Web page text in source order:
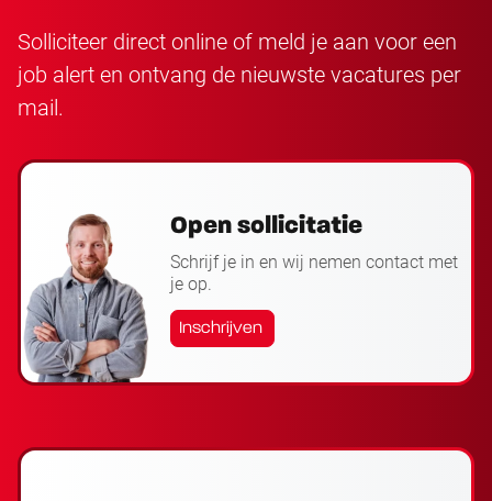
Solliciteer direct online of meld je aan voor een
job alert en ontvang de nieuwste vacatures per
mail.
Open sollicitatie
Schrijf je in en wij nemen contact met
je op.
Inschrijven